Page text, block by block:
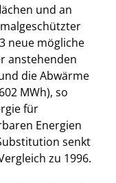
und an
neue mögliche
anstehenden
die Abwärme
MWh), so
für
Energien
senkt
zu 1996.